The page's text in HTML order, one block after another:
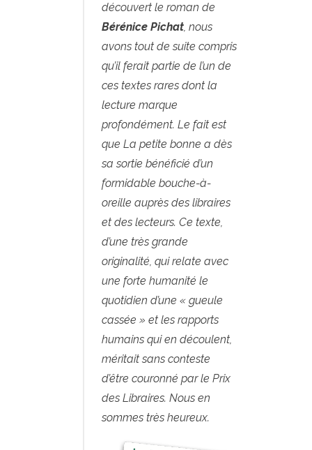
découvert le roman de
Bérénice Pichat, nous
avons tout de suite compris
qu’il ferait partie de l’un de
ces textes rares dont la
lecture marque
profondément. Le fait est
que La petite bonne a dès
sa sortie bénéficié d’un
formidable bouche-à-
oreille auprès des libraires
et des lecteurs. Ce texte,
d’une très grande
originalité, qui relate avec
une forte humanité le
quotidien d’une « gueule
cassée » et les rapports
humains qui en découlent,
méritait sans conteste
d’être couronné par le Prix
des Libraires. Nous en
sommes très heureux.